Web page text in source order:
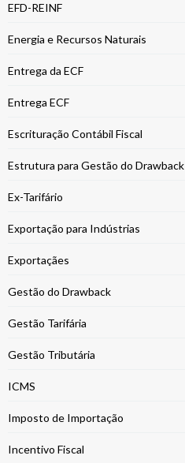
EFD-REINF
Energia e Recursos Naturais
Entrega da ECF
Entrega ECF
Escrituração Contábil Fiscal
Estrutura para Gestão do Drawback
Ex-Tarifário
Exportação para Indústrias
Exportaçães
Gestão do Drawback
Gestão Tarifária
Gestão Tributária
ICMS
Imposto de Importação
Incentivo Fiscal